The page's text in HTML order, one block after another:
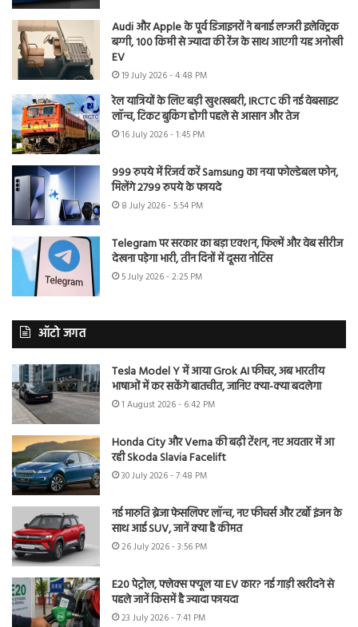
Audi और Apple के पूर्व डिजाइनरों ने बनाई लग्जरी इलेक्ट्रिक
बग्गी, 100 किमी से ज्यादा की रेंज के साथ आएगी यह अनोखी
EV
19 July 2026 - 4:48 PM
रेल यात्रियों के लिए बड़ी खुशखबरी, IRCTC की नई वेबसाइट
लॉन्च, टिकट बुकिंग होगी पहले से आसान और तेज
16 July 2026 - 1:45 PM
999 रुपये में रिजर्व करें Samsung का नया फोल्डेबल फोन,
मिलेंगे 2799 रुपये के फायदे
8 July 2026 - 5:54 PM
Telegram पर सरकार का बड़ा एक्शन, फिल्में और वेब सीरीज
देखना पड़ेगा भारी, तीन दिनों में दूसरा नोटिस
5 July 2026 - 2:25 PM
ऑटो जगत
Tesla Model Y में आया Grok AI फीचर, अब भारतीय
भाषाओं में कर सकेंगे बातचीत, जानिए क्या-क्या बदलेगा
1 August 2026 - 6:42 PM
Honda City और Verna की बढ़ी टेंशन, नए अवतार में आ
रही Skoda Slavia Facelift
30 July 2026 - 7:48 PM
नई मारुति ब्रेजा फेसलिफ्ट लॉन्च, नए फीचर्स और टर्बो इंजन के
साथ आई SUV, जानें क्या है कीमत
26 July 2026 - 3:56 PM
E20 पेट्रोल, फ्लेक्स फ्यूल या EV कार? नई गाड़ी खरीदने से
पहले जानें किसमें है ज्यादा फायदा
23 July 2026 - 7:41 PM